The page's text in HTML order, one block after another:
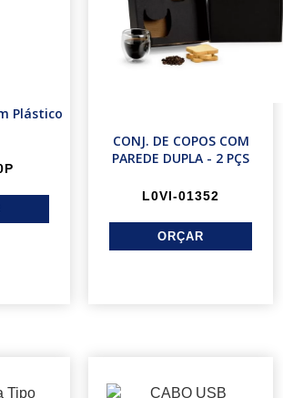
Plástico
CONJ. DE COPOS COM
PAREDE DUPLA - 2 PÇS
L0VI-01352